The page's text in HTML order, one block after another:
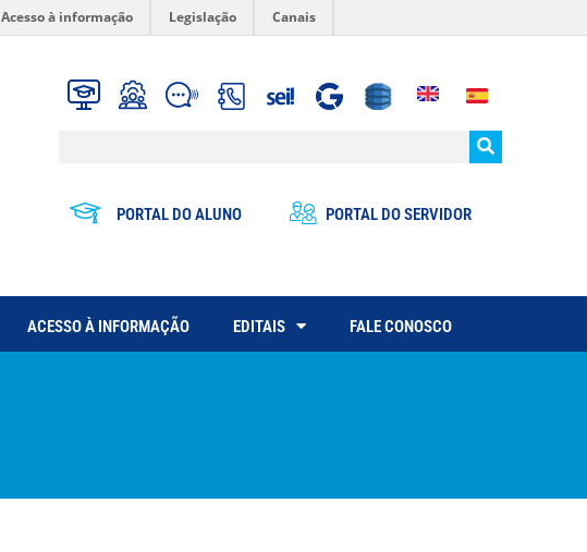
Acesso à informação Legislação Canais
PORTAL DO ALUNO PORTAL DO SERVIDOR
ACESSO À INFORMAÇÃO EDITAIS FALE CONOSCO